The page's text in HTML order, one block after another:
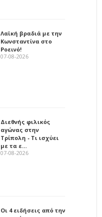
Λαϊκή βραδιά με την
Κωνσταντίνα στο
Ροεινό!
07-08-2026
Διεθνής φιλικός
αγώνας στην
Τρίπολη - Τι ισχύει
με τα ε…
07-08-2026
Οι 4 ειδήσεις από την